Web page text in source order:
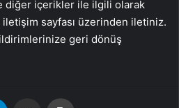
diğer içerikler ile ilgili olarak
sayfası üzerinden iletiniz.
geri dönüş
Email'den paylaş